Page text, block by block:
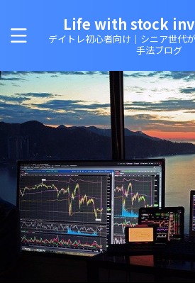
Life with stock
デイトレ初心者向け｜シニア世代
手法ブログ